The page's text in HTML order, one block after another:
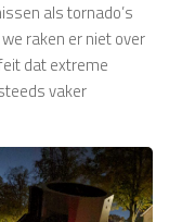
als tornado’s
raken er niet over
dat extreme
vaker